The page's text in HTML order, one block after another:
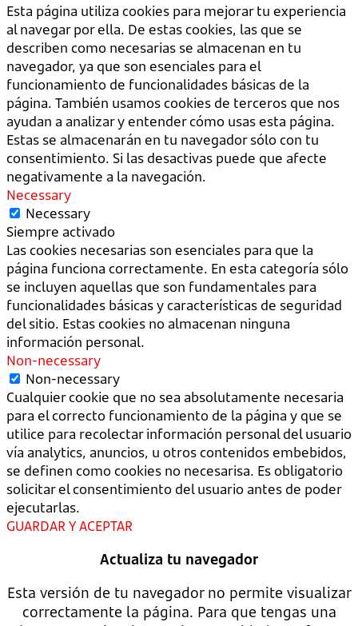
Esta página utiliza cookies para mejorar tu experiencia
al navegar por ella. De estas cookies, las que se
describen como necesarias se almacenan en tu
navegador, ya que son esenciales para el
funcionamiento de funcionalidades básicas de la
página. También usamos cookies de terceros que nos
ayudan a analizar y entender cómo usas esta página.
Estas se almacenarán en tu navegador sólo con tu
consentimiento. Si las desactivas puede que afecte
negativamente a la navegación.
Necessary
Necessary
Siempre activado
Las cookies necesarias son esenciales para que la
página funciona correctamente. En esta categoría sólo
se incluyen aquellas que son fundamentales para
funcionalidades básicas y características de seguridad
del sitio. Estas cookies no almacenan ninguna
información personal.
Non-necessary
Non-necessary
Cualquier cookie que no sea absolutamente necesaria
para el correcto funcionamiento de la página y que se
utilice para recolectar información personal del usuario
vía analytics, anuncios, u otros contenidos embebidos,
se definen como cookies no necesarisa. Es obligatorio
solicitar el consentimiento del usuario antes de poder
ejecutarlas.
GUARDAR Y ACEPTAR
Actualiza tu navegador
Esta versión de tu navegador no permite visualizar
correctamente la página. Para que tengas una